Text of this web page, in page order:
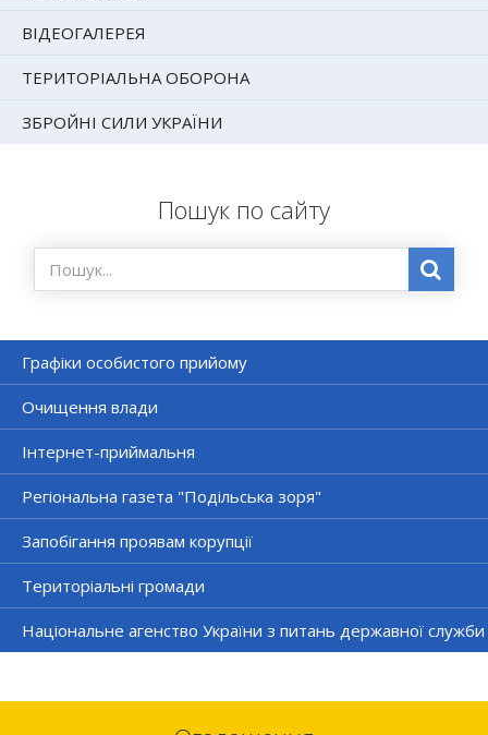
ВІДЕОГАЛЕРЕЯ
ТЕРИТОРІАЛЬНА ОБОРОНА
ЗБРОЙНІ СИЛИ УКРАЇНИ
Пошук по сайту
Графіки особистого прийому
Очищення влади
Інтернет-приймальня
Регіональна газета "Подільська зоря"
Запобігання проявам корупції
Територіальні громади
Національне агенство України з питань державної служби